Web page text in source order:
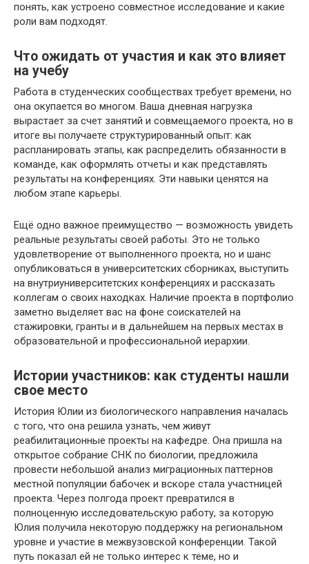
понять, как устроено совместное исследование и какие
роли вам подходят.
Что ожидать от участия и как это влияет
на учебу
Работа в студенческих сообществах требует времени, но
она окупается во многом. Ваша дневная нагрузка
вырастает за счет занятий и совмещаемого проекта, но в
итоге вы получаете структурированный опыт: как
распланировать этапы, как распределить обязанности в
команде, как оформлять отчеты и как представлять
результаты на конференциях. Эти навыки ценятся на
любом этапе карьеры.
Ещё одно важное преимущество — возможность увидеть
реальные результаты своей работы. Это не только
удовлетворение от выполненного проекта, но и шанс
опубликоваться в университетских сборниках, выступить
на внутриуниверситетских конференциях и рассказать
коллегам о своих находках. Наличие проекта в портфолио
заметно выделяет вас на фоне соискателей на
стажировки, гранты и в дальнейшем на первых местах в
образовательной и профессиональной иерархии.
Истории участников: как студенты нашли
свое место
История Юлии из биологического направления началась
с того, что она решила узнать, чем живут
реабилитационные проекты на кафедре. Она пришла на
открытое собрание СНК по биологии, предложила
провести небольшой анализ миграционных паттернов
местной популяции бабочек и вскоре стала участницей
проекта. Через полгода проект превратился в
полноценную исследовательскую работу, за которую
Юлия получила некоторую поддержку на региональном
уровне и участие в межвузовской конференции. Такой
путь показал ей не только интерес к теме, но и